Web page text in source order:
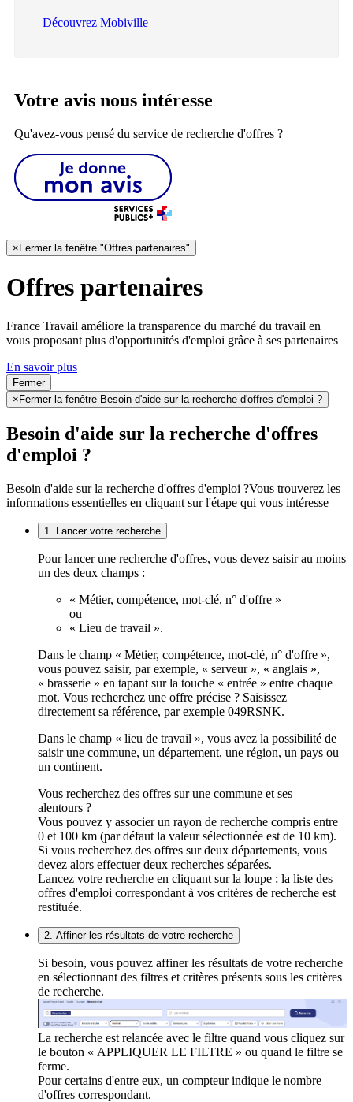
Découvrez Mobiville
Votre avis nous intéresse
Qu'avez-vous pensé du service de recherche d'offres ?
× Fermer la fenêtre "Offres partenaires"
Offres partenaires
France Travail améliore la transparence du marché du travail en
vous proposant plus d'opportunités d'emploi grâce à ses partenaires
En savoir plus
Fermer
×Fermer la fenêtre Besoin d'aide sur la recherche d'offres d'emploi ?
Besoin d'aide sur la recherche d'offres
d'emploi ?
Besoin d'aide sur la recherche d'offres d'emploi ?Vous trouverez les
informations essentielles en cliquant sur l'étape qui vous intéresse
1. Lancer votre recherche
Pour lancer une recherche d'offres, vous devez saisir au moins
un des deux champs :
« Métier, compétence, mot-clé, n° d'offre »
ou
« Lieu de travail ».
Dans le champ « Métier, compétence, mot-clé, n° d'offre »,
vous pouvez saisir, par exemple, « serveur », « anglais »,
« brasserie » en tapant sur la touche « entrée » entre chaque
mot. Vous recherchez une offre précise ? Saisissez
directement sa référence, par exemple 049RSNK.
Dans le champ « lieu de travail », vous avez la possibilité de
saisir une commune, un département, une région, un pays ou
un continent.
Vous recherchez des offres sur une commune et ses
alentours ?
Vous pouvez y associer un rayon de recherche compris entre
0 et 100 km (par défaut la valeur sélectionnée est de 10 km).
Si vous recherchez des offres sur deux départements, vous
devez alors effectuer deux recherches séparées.
Lancez votre recherche en cliquant sur la loupe ; la liste des
offres d'emploi correspondant à vos critères de recherche est
restituée.
2. Affiner les résultats de votre recherche
Si besoin, vous pouvez affiner les résultats de votre recherche
en sélectionnant des filtres et critères présents sous les critères
de recherche.
La recherche est relancée avec le filtre quand vous cliquez sur
le bouton « APPLIQUER LE FILTRE » ou quand le filtre se
ferme.
Pour certains d'entre eux, un compteur indique le nombre
d'offres correspondant.